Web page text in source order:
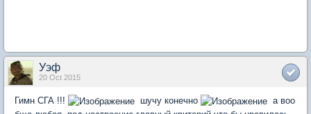
Уэф
20 Oct 2015
Гимн СГА !!! шучу конечно
а воо